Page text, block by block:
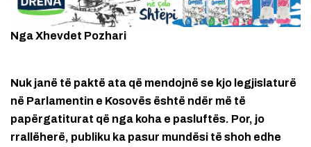
Nga Xhevdet Pozhari
Nuk janë të paktë ata që mendojnë se kjo legjislaturë
në Parlamentin e Kosovës është ndër më të
papërgatiturat që nga koha e pasluftës. Por, jo
rrallëherë, publiku ka pasur mundësi të shoh edhe